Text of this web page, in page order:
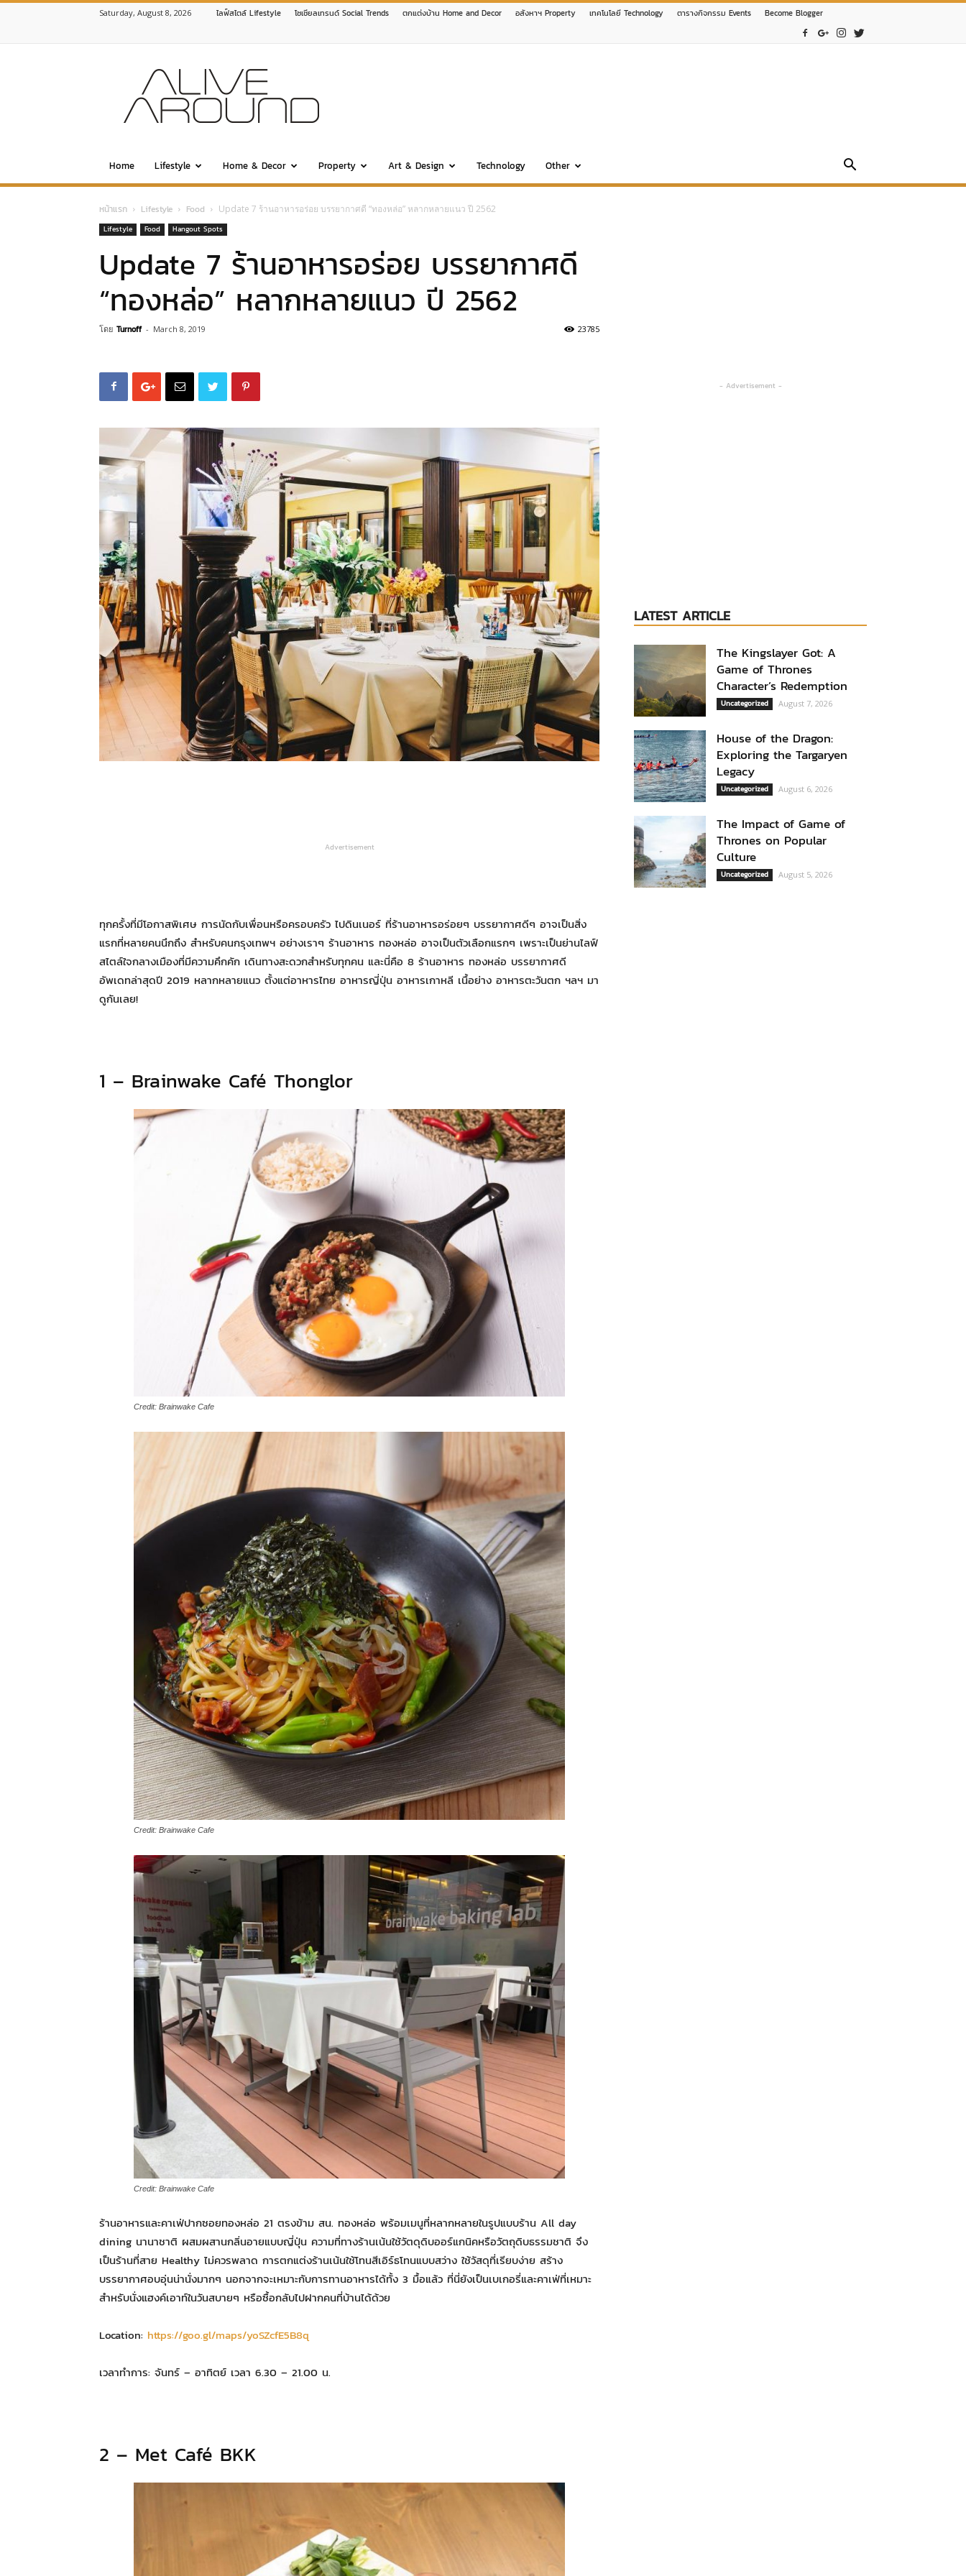
Saturday, August 8, 2026 ไลฟ์สไตล์ Lifestyle โซเชียลเทรนด์ Social Trends ตกแต่งบ้าน Home and Decor อสังหาฯ Property เทคโนโลยี Technology ตารางกิจกรรม Events Become Blogger
www.alivearound.com
Home Lifestyle Home & Decor Property Art & Design Technology Other
หน้าแรก Lifestyle Food Update 7 ร้านอาหารอร่อย บรรยากาศดี “ทองหล่อ” หลากหลายแนว ปี 2562
Lifestyle Food Hangout Spots
Update 7 ร้านอาหารอร่อย บรรยากาศดี
“ทองหล่อ” หลากหลายแนว ปี 2562
โดย Turnoff - March 8, 2019 23785
Advertisement
ทุกครั้งที่มีโอกาสพิเศษ การนัดกับเพื่อนหรือครอบครัว ไปดินเนอร์ ที่ร้านอาหารอร่อยๆ บรรยากาศดีๆ อาจเป็นสิ่ง
แรกที่หลายคนนึกถึง สำหรับคนกรุงเทพฯ อย่างเราๆ ร้านอาหาร ทองหล่อ อาจเป็นตัวเลือกแรกๆ เพราะเป็นย่านไลฟ์
สไตล์ใจกลางเมืองที่มีความคึกคัก เดินทางสะดวกสำหรับทุกคน และนี่คือ 8 ร้านอาหาร ทองหล่อ บรรยากาศดี
อัพเดทล่าสุดปี 2019 หลากหลายแนว ตั้งแต่อาหารไทย อาหารญี่ปุ่น อาหารเกาหลี เนื้อย่าง อาหารตะวันตก ฯลฯ มา
ดูกันเลย!
1 – Brainwake Café Thonglor
Credit: Brainwake Cafe
Credit: Brainwake Cafe
Credit: Brainwake Cafe
ร้านอาหารและคาเฟ่ปากซอยทองหล่อ 21 ตรงข้าม สน. ทองหล่อ พร้อมเมนูที่หลากหลายในรูปแบบร้าน All day
dining นานาชาติ ผสมผสานกลิ่นอายแบบญี่ปุ่น ความที่ทางร้านเน้นใช้วัตดุดิบออร์แกนิคหรือวัตถุดิบธรรมชาติ จึง
เป็นร้านที่สาย Healthy ไม่ควรพลาด การตกแต่งร้านเน้นใช้โทนสีเอิร์ธโทนแบบสว่าง ใช้วัสดุที่เรียบง่าย สร้าง
บรรยากาศอบอุ่นน่านั่งมากๆ นอกจากจะเหมาะกับการทานอาหารได้ทั้ง 3 มื้อแล้ว ที่นี่ยังเป็นเบเกอรี่และคาเฟ่ที่เหมาะ
สำหรับนั่งแฮงค์เอาท์ในวันสบายๆ หรือซื้อกลับไปฝากคนที่บ้านได้ด้วย
Location: https://goo.gl/maps/yoSZcfE5B8q
เวลาทำการ: จันทร์ – อาทิตย์ เวลา 6.30 – 21.00 น.
2 – Met Café BKK
- Advertisement -
LATEST ARTICLE
The Kingslayer Got: A
Game of Thrones
Character’s Redemption
Uncategorized August 7, 2026
House of the Dragon:
Exploring the Targaryen
Legacy
Uncategorized August 6, 2026
The Impact of Game of
Thrones on Popular
Culture
Uncategorized August 5, 2026